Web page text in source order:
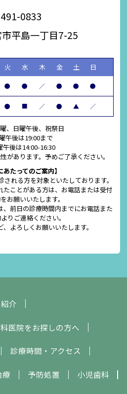
0833
平島一丁目7-25
火 水 木 金 土
日
● ● ／ ● ● ●
● ■ ／ ● ▲ ／
、日曜午後、祝祭日
午後は19:00まで
午後は14:00-16:30
があります。予めご了承ください。
あたってのご案内】
れる方を対象といたしております。
ことがある方は、お電話または受付
お願いいたします。
、前日の診療時間内までにお電話また
りご連絡ください。
よろしくお願いいたします。
介
医院をお探しの方へ
診療時間・アクセス
療 予防処置 小児歯科